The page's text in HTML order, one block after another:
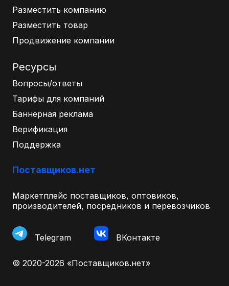
Разместить компанию
Разместить товар
Продвижение компании
Ресурсы
Вопросы/ответы
Тарифы для компаний
Баннерная реклама
Верификация
Поддержка
Поставщиков.нет
Маркетплейс поставщиков, оптовиков,
производителей, посредников и перевозчиков
Telegram ВКонтакте
© 2020-2026 «Поставщиков.нет»